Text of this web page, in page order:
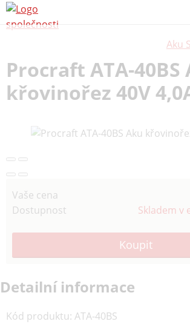
Aku
Procraft ATA-40BS
křovinořez 40V
Vaše cena
Dostupnost Skladem v
Detailní informace
Kód produktu: ATA-40BS